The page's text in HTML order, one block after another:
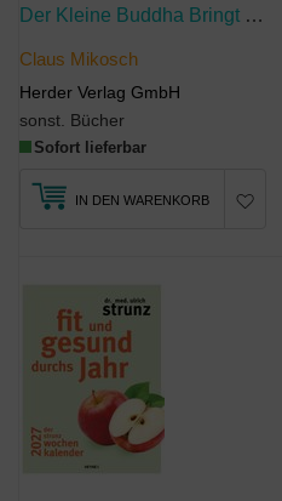
Der Kleine Buddha Bringt Dir Glück
Claus Mikosch
Herder Verlag GmbH
sonst. Bücher
Sofort lieferbar
IN DEN WARENKORB